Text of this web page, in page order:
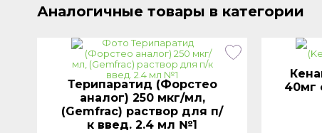
Аналогичные товары в категории
Терипаратид (Форстео
аналог) 250 мкг/мл,
(Gemfrac) раствор для п/
к введ. 2.4 мл №1
40мг